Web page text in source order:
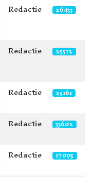
Redactie 26433
Redactie 25512
Redactie 25161
Redactie 33602
Redactie 17005